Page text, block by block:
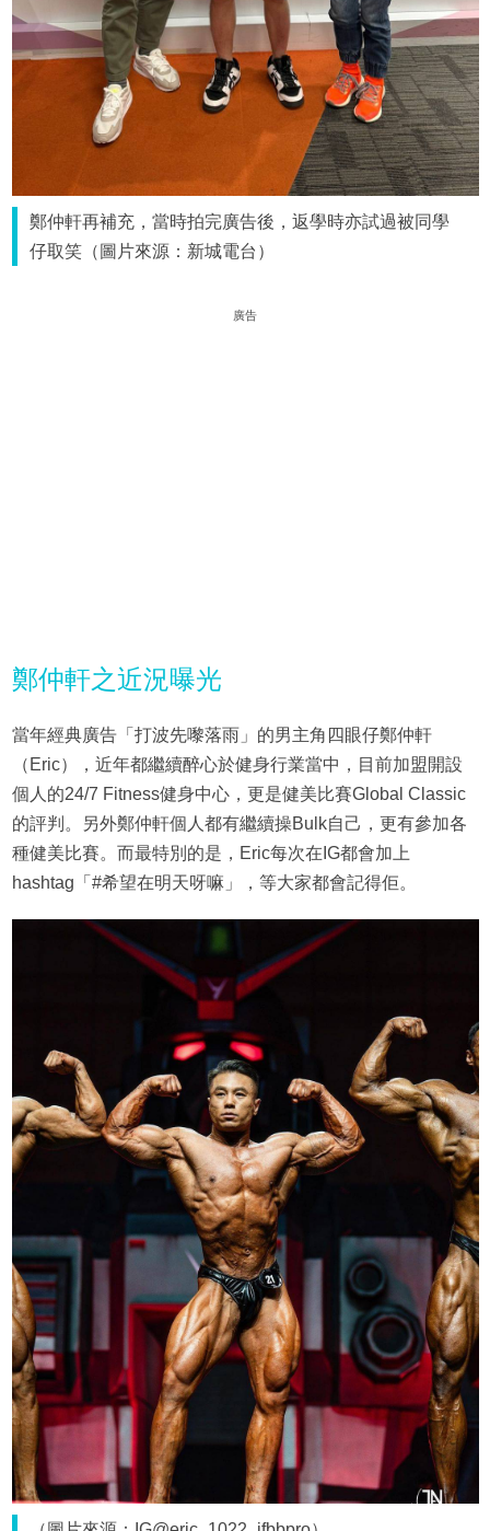
鄭仲軒再補充，當時拍完廣告後，返學時亦試過被同學
仔取笑（圖片來源：新城電台）
廣告
鄭仲軒之近況曝光
當年經典廣告「打波先嚟落雨」的男主角四眼仔鄭仲軒
（Eric），近年都繼續醉心於健身行業當中，目前加盟開設
個人的24/7 Fitness健身中心，更是健美比賽Global Classic
的評判。另外鄭仲軒個人都有繼續操Bulk自己，更有參加各
種健美比賽。而最特別的是，Eric每次在IG都會加上
hashtag「#希望在明天呀嘛」，等大家都會記得佢。